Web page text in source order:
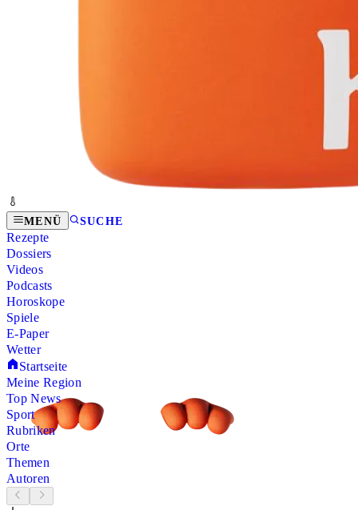
MENÜ SUCHE
Rezepte
Dossiers
Videos
Podcasts
Horoskope
Spiele
E-Paper
Wetter
Startseite
Meine Region
Top News
Sport
Rubriken
Orte
Themen
Autoren